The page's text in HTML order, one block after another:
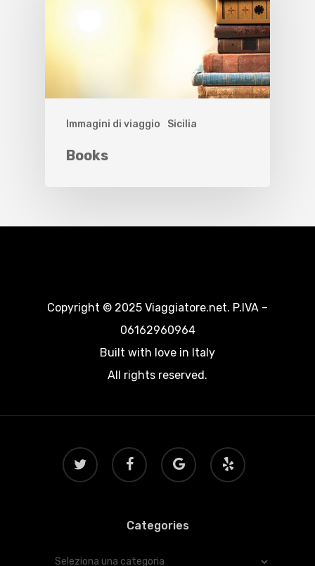
Immagini di viaggio Sicilia
Books
Copyright © 2025 Viaggiatore.net. P.IVA –
06162960964
Built with love in Italy
All rights reserved.
twitter facebook
google-
plus
yelp
Categories
Categories